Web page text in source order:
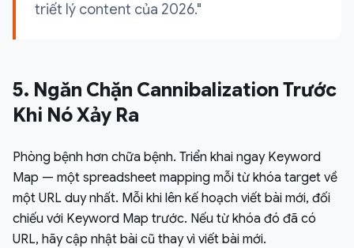
triết lý content của 2026."
5. Ngăn Chặn Cannibalization Trước
Khi Nó Xảy Ra
Phòng bệnh hơn chữa bệnh. Triển khai ngay Keyword
Map — một spreadsheet mapping mỗi từ khóa target về
một URL duy nhất. Mỗi khi lên kế hoạch viết bài mới, đối
chiếu với Keyword Map trước. Nếu từ khóa đó đã có
URL, hãy cập nhật bài cũ thay vì viết bài mới.